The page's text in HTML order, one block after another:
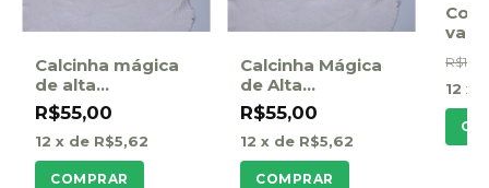
Calcinha mágica
de alta
compressão,
além de modelar
o corpo fica zero
barriga - bege
R$55,00
12 x de R$5,62
COMPRAR
Calcinha Mágica
de Alta
Compressão,
Além de Modelar
O Corpo Fica Zero
Barriga -Preta
R$55,00
12 x de R$5,62
COMPRAR
12 x